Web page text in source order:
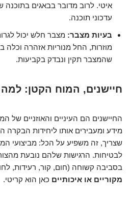
איטי. לרוב מדובר בבאגים בתוכנה
עדכוני תוכנה.
בעיות מצבר: מצבר חלש יכול
מוזרות, החל מנוריות אזהרה
שהמצבר תקין ונבדק בקביעות.
חיישנים, המוח הקטן:
החיישנים הם העיניים והאוזניים של
מידע ומעבירים אותו ליחידות הבקרה
שצריך, זה משפיע על הכל: מביצועי
לבטיחות. הרגישות שלהם נובעת
בסביבה קשוחה (חום, קור, רעידות,
מקוריים או איכותיים כאן הוא קריטי.